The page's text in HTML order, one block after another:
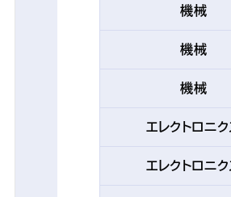
機械
機械
機械
エレクトロニク
エレクトロニク